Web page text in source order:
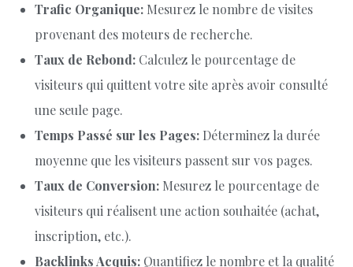
Trafic Organique: Mesurez le nombre de visites
provenant des moteurs de recherche.
Taux de Rebond: Calculez le pourcentage de
visiteurs qui quittent votre site après avoir consulté
une seule page.
Temps Passé sur les Pages: Déterminez la durée
moyenne que les visiteurs passent sur vos pages.
Taux de Conversion: Mesurez le pourcentage de
visiteurs qui réalisent une action souhaitée (achat,
inscription, etc.).
Backlinks Acquis: Quantifiez le nombre et la qualité